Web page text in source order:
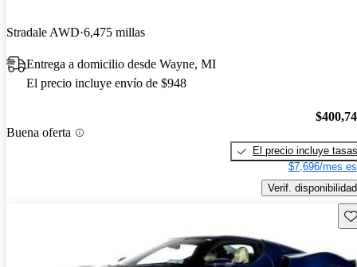
Stradale AWD 6,475 millas
Entrega a domicilio desde Wayne, MI
El precio incluye envío de $948
Buena oferta
El precio incluye tasas
$7,696/mes
Verif. disponibilidad